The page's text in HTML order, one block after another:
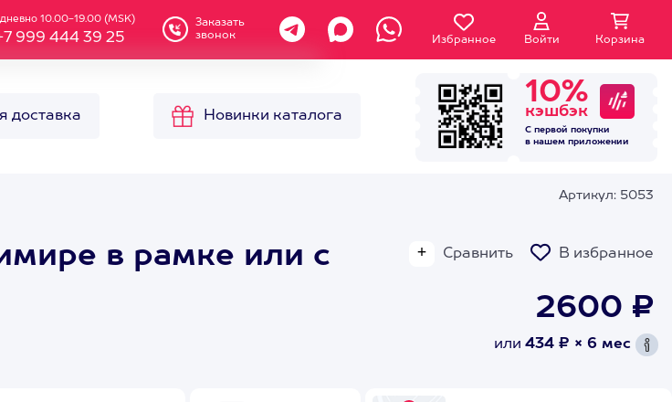
10.00-19.00 (MSK)
999 444 39 25
Заказать
звонок
Избранное Войти Корзина
доставка Новинки каталога
10%
кэшбэк
С первой покупки
в нашем приложении
Артикул: 5053
в рамке или с
Сравнить В избранное
2600 ₽
или 434 ₽ × 6 мес